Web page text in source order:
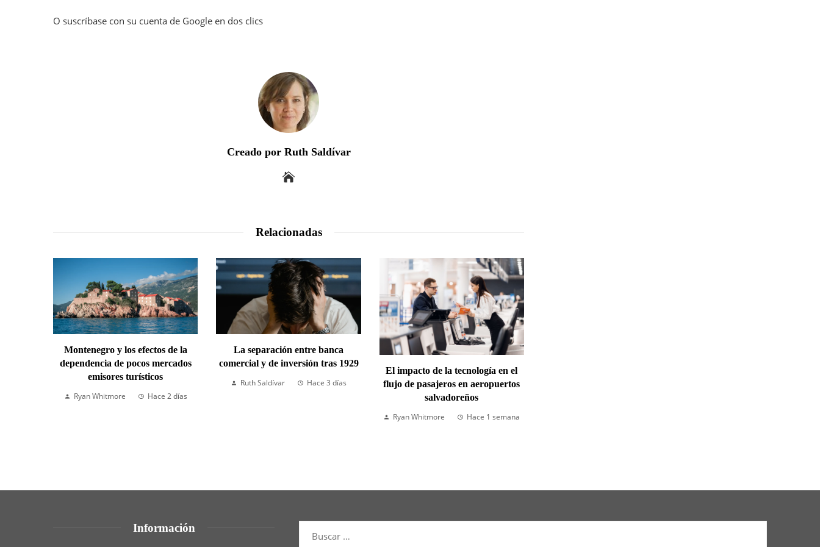
O suscríbase con su cuenta de Google en dos clics
Creado por Ruth Saldívar
Relacionadas
Montenegro y los efectos de la
dependencia de pocos mercados
emisores turísticos
Ryan Whitmore
Hace 2 días
La separación entre banca
comercial y de inversión tras 1929
Ruth Saldívar
Hace 3 días
El impacto de la tecnología en el
flujo de pasajeros en aeropuertos
salvadoreños
Ryan Whitmore
Hace 1 semana
Información